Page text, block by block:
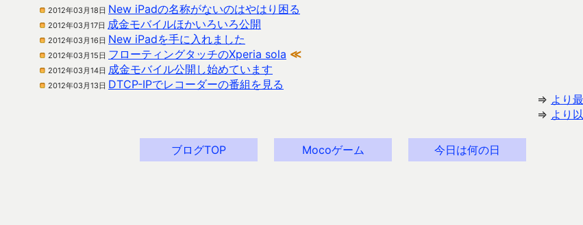
2012年03月18日 New iPadの名称がないのはやはり困る
2012年03月17日 成金モバイルほかいろいろ公開
2012年03月16日 New iPadを手に入れました
2012年03月15日 フローティングタッチのXperia sola ≪
2012年03月14日 成金モバイル公開し始めています
2012年03月13日 DTCP-IPでレコーダーの番組を見る
⇒ より
⇒ より
ブログTOP Mocoゲーム 今日は何の日